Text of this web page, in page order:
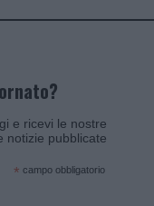
e ricevi le nostre
notizie pubblicate
* campo obbligatorio